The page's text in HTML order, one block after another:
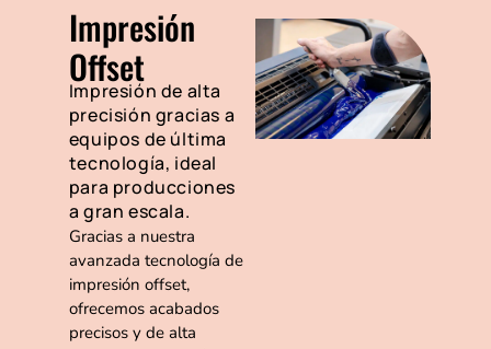
Impresión
Offset
Impresión de alta
precisión gracias a
equipos de última
tecnología, ideal
para producciones
a gran escala.
Gracias a nuestra
avanzada tecnología de
impresión offset,
ofrecemos acabados
precisos y de alta